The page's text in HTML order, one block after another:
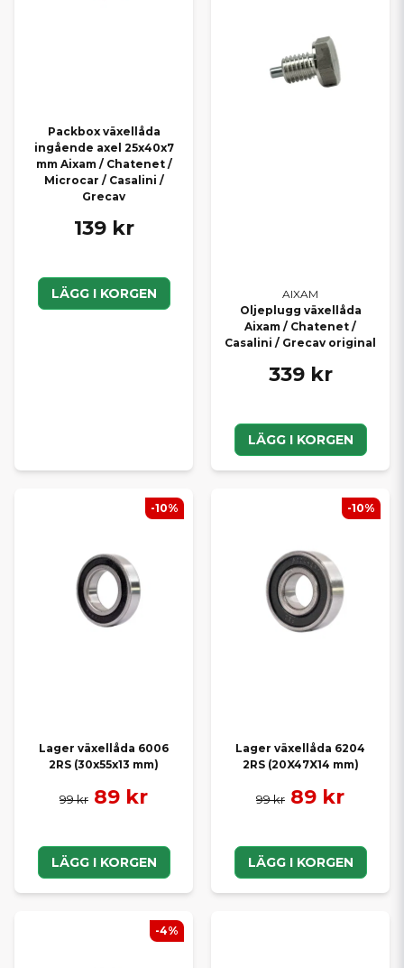
Packbox växellåda
ingående axel 25x40x7
mm Aixam / Chatenet /
Microcar / Casalini /
Grecav
139 kr
LÄGG I KORGEN
AIXAM
Oljeplugg växellåda
Aixam / Chatenet /
Casalini / Grecav original
339 kr
LÄGG I KORGEN
Lager växellåda 6006
2RS (30x55x13 mm)
99 kr 89 kr
LÄGG I KORGEN
-10%
Lager växellåda 6204
2RS (20X47X14 mm)
99 kr 89 kr
LÄGG I KORGEN
-10%
-4%